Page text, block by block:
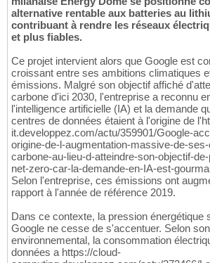
alternative rentable aux batteries au
contribuant à rendre les réseaux
et plus fiables.
Ce projet intervient alors que Google est
croissant entre ses ambitions climatiques
émissions. Malgré son objectif affiché
carbone d'ici 2030, l'entreprise a reconnu
l'intelligence artificielle (IA) et la demande
centres de données étaient à l'origine de
it.developpez.com/actu/359901/Google-
origine-de-l-augmentation-massive-de-
carbone-au-lieu-d-atteindre-son-objectif-
net-zero-car-la-demande-en-IA-est-
Selon l'entreprise, ces émissions ont
rapport à l'année de référence 2019.
Dans ce contexte, la pression énergétique
Google ne cesse de s'accentuer. Selon
environnemental, la consommation
données a https://cloud-